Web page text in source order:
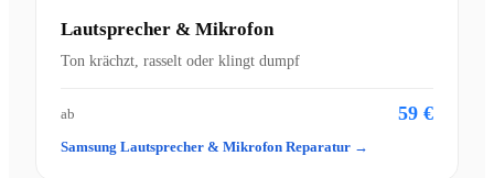
Lautsprecher & Mikrofon
Ton krächzt, rasselt oder klingt dumpf
ab 59 €
Samsung Lautsprecher & Mikrofon Reparatur →